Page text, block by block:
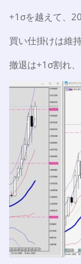
+1σを越えて、
買い仕掛けは維持
撤退は+1σ割れ